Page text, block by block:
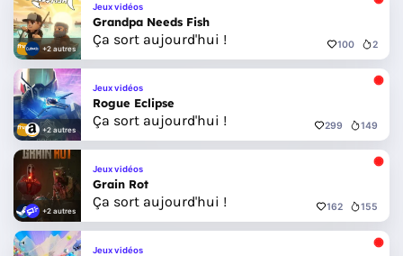
+2 autres
Jeux vidéos
Grandpa Needs Fish
Ça sort aujourd'hui ! 100 2
+2 autres
Jeux vidéos
Rogue Eclipse
Ça sort aujourd'hui ! 299 149
+2 autres
Jeux vidéos
Grain Rot
Ça sort aujourd'hui ! 162 155
Jeux vidéos